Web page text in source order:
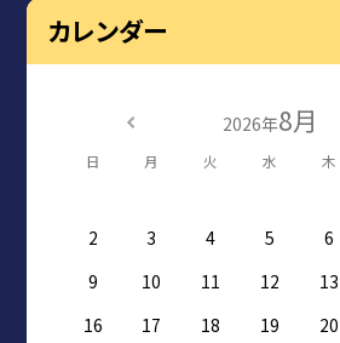
カレンダー
2026年8月
日 月 火 水 木
2
3 4 5 6
9
10 11 12 13
16
17 18 19 20